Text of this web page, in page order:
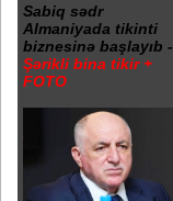
Sabiq sədr
Almaniyada tikinti
biznesinə başlayıb -
Şərikli bina tikir +
FOTO